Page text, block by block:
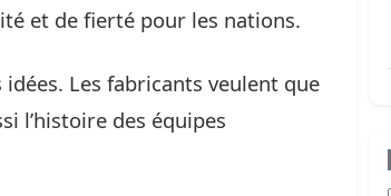
et de fierté pour les nations.
Les fabricants veulent que
l’histoire des équipes